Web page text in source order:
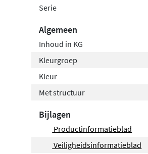
Serie
Algemeen
Inhoud in KG
Kleurgroep
Kleur
Met structuur
Bijlagen
Productinformatieblad
Veiligheidsinformatieblad